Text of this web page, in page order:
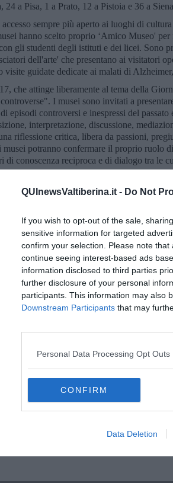
QUInewsValtiberina.it - Do Not
If you wish to opt-out of the sale,
sensitive information for targeted
confirm your selection. Please note
continue seeing interest-based ads
information disclosed to third parties
further disclosure of your personal
participants. This information may also
Downstream Participants that may
Personal Data Processing Opt Outs
CONFIRM
Data Deletion
24 a Pisa, 1 a Prato, 12 a Pistoia e 36 a
sempre più aperto ai luoghi di
hanno scelto proprio ‘Amico Museo'
gli studenti degli istituti e dei licei. Sono
dell'arte' che presentano ai visitatori
visite guidate dedicate ai malati di
che attinge liberamente al tema della
I musei sono invitati a
episodi controversi e inespressi del
interpretazione, discussione,
riflessione critica, libera da passioni,
potranno confermare il proprio ruolo
di conoscenza reciproca e di dialogo tra le
possibile aderire, nell'ambito della
in tutta Europa il 20 maggio: come
di Amico Museo possono essere ricercate
bancadati/sistemacultura/
principali della Toscana iscriviti alla
20:00 direttamente nella tua casella di
anche:
europa